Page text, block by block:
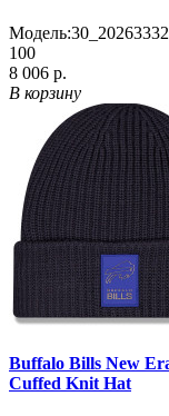
Модель:
100
8 006 р.
В корзину
Buffalo Bills New
Cuffed Knit Hat